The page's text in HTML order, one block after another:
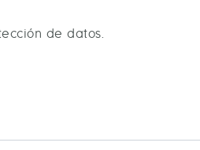
de datos.